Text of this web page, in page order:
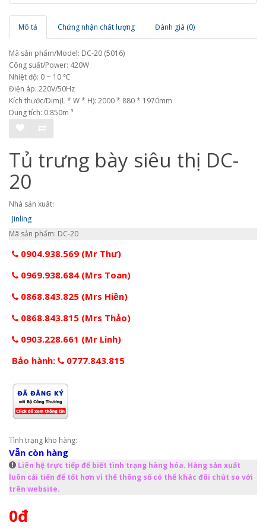
Mô tả Chứng nhận chất lượng Đánh giá (0)
Mã sản phẩm/Model: DC-20 (5016)
Công suất/Power: 420W
Nhiệt độ: 0 ~ 10 ℃
Điện áp: 220V/50Hz
Kích thước/Dim(L * W * H): 2000 * 880 * 1970mm
Dung tích: 0.850m ³
Tủ trưng bày siêu thị DC-
20
Nhà sản xuất:
Jinling
Mã sản phẩm: DC-20
0904.938.569 (Mr Thư)
0969.938.684 (Mrs Toan)
0868.843.825 (Mrs Hiền)
0868.843.815 (Mrs Thảo)
0903.228.661 (Mr Linh)
Bảo hành:
0777.843.815
Tình trạng kho hàng:
Vẫn còn hàng
Liên hệ trực tiếp để biết tình trạng hàng hóa. Hàng sản xuất
luôn cải tiến để tốt hơn vì thế thông số có thể khác đôi chút so với
trên website.
0đ